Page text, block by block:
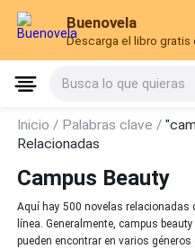
Buenovela
Descarga el libro gratis
Busca lo que quieras
Inicio / Palabras clave /
Relacionadas
Campus Beauty
Aquí hay 500 novelas relacionadas
línea. Generalmente, campus
pueden encontrar en varios